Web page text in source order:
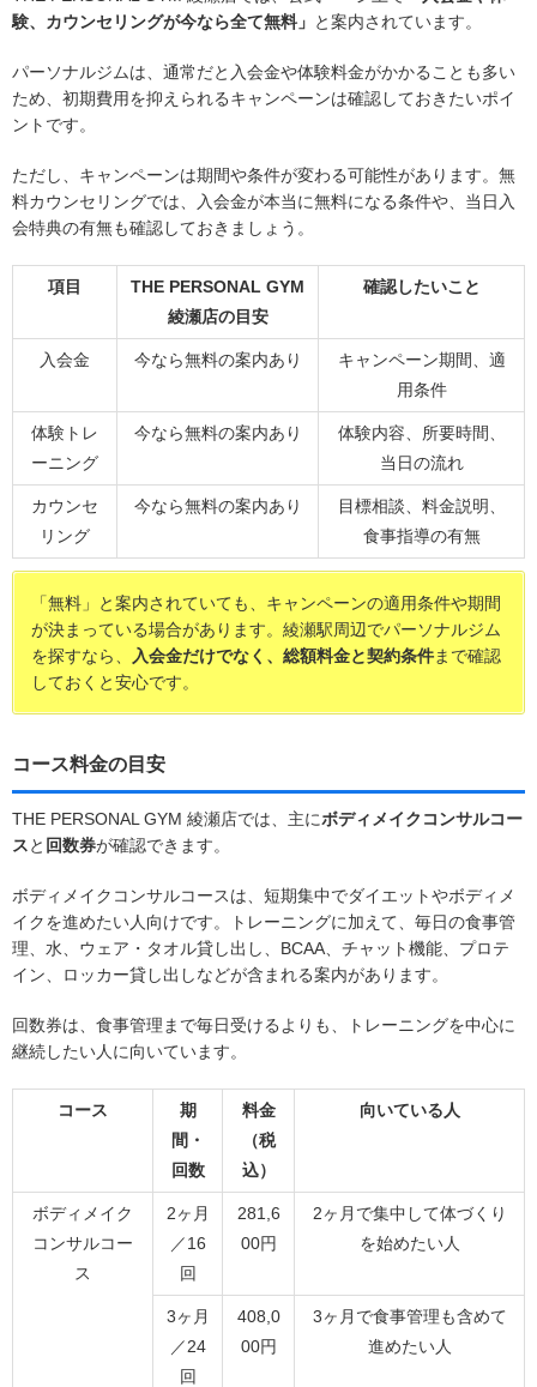
験、カウンセリングが今なら全て無料」 と案内されています。
パーソナルジムは、通常だと入会金や体験料金がかかることも多い
ため、初期費用を抑えられるキャンペーンは確認しておきたいポイ
ントです。
ただし、キャンペーンは期間や条件が変わる可能性があります。無
料カウンセリングでは、入会金が本当に無料になる条件や、当日入
会特典の有無も確認しておきましょう。
項目
THE PERSONAL GYM
綾瀬店の目安
確認したいこと
入会金 今なら無料の案内あり
キャンペーン期間、適
用条件
体験トレ
ーニング
今なら無料の案内あり
体験内容、所要時間、
当日の流れ
カウンセ
リング
今なら無料の案内あり
目標相談、料金説明、
食事指導の有無
「無料」と案内されていても、キャンペーンの適用条件や期間
が決まっている場合があります。綾瀬駅周辺でパーソナルジム
を探すなら、
入会金だけでなく、総額料金と契約条件まで確認
しておくと安心です。
コース料金の目安
THE PERSONAL GYM 綾瀬店では、主にボディメイクコンサルコー
スと 回数券が確認できます。
ボディメイクコンサルコースは、短期集中でダイエットやボディメ
イクを進めたい人向けです。トレーニングに加えて、毎日の食事管
理、水、ウェア・タオル貸し出し、BCAA、チャット機能、プロテ
イン、ロッカー貸し出しなどが含まれる案内があります。
回数券は、食事管理まで毎日受けるよりも、トレーニングを中心に
継続したい人に向いています。
コース
期
間・
回数
料金
（税
込）
向いている人
ボディメイク
コンサルコー
ス
2ヶ月
／16
回
281,6
00円
2ヶ月で集中して体づくり
を始めたい人
3ヶ月
／24
回
408,0
00円
3ヶ月で食事管理も含めて
進めたい人